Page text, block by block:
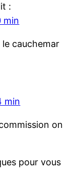
:
min
le cauchemar
min
on
pour vous